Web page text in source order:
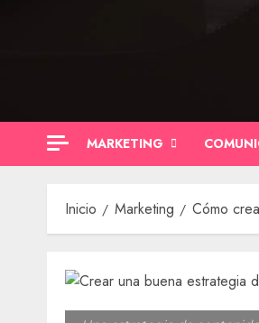
MARKETING
Inicio Marketing Cómo